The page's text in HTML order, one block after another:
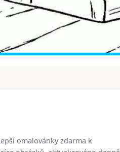
omalovánky zdarma k